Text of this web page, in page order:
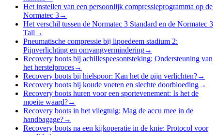
Het instellen van een persoonlijk compressieprogramma op de
Normatec 3→
Het verschil tussen de Normatec 3 Standard en de Normatec 3
Tall →
Pneumatische compressie bij lipoedeem stadium 2:
Pijnverlichting en omvangvermindering→
Recovery boots bij achillespeesontsteking: Ondersteuning van
het herstelproces→
Recovery boots bij hielspoor: Kan het de pijn verlichten?→
Recovery boots bij koude voeten en slechte doorbloeding→
Recovery boots huren voor een sportevenement: Is het de
moeite waard?→
Recovery boots in het vliegtuig: Mag de accu mee in de
handbagage?→
Recovery boots na een kijkoperatie in de knie: Protocol voor